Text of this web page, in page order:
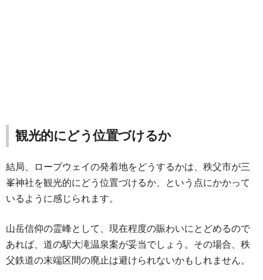
観光的にどう位置づけるか
結局、ロープウェイの発着地をどうするかは、秩父市が三
峯神社を観光的にどう位置づけるか、という点にかかって
いるように感じられます。
山岳信仰の霊峰として、現在程度の賑わいにとどめるので
あれば、道の駅大滝温泉案が妥当でしょう。その場合、秩
父鉄道の末端区間の廃止は避けられないかもしれません。